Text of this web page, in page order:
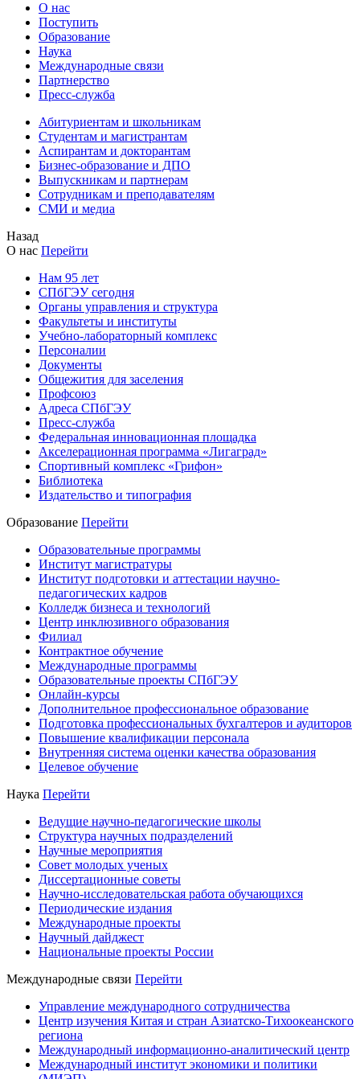
О нас
Поступить
Образование
Наука
Международные связи
Партнерство
Пресс-служба
Абитуриентам и школьникам
Студентам и магистрантам
Аспирантам и докторантам
Бизнес-образование и ДПО
Выпускникам и партнерам
Сотрудникам и преподавателям
СМИ и медиа
Назад
О нас Перейти
Нам 95 лет
СПбГЭУ сегодня
Органы управления и структура
Факультеты и институты
Учебно-лабораторный комплекс
Персоналии
Документы
Общежития для заселения
Профсоюз
Адреса СПбГЭУ
Пресс-служба
Федеральная инновационная площадка
Акселерационная программа «Лигаград»­­
Спортивный комплекс «Грифон»
Библиотека
Издательство и типография
Образование Перейти
Образовательные программы
Институт магистратуры
Институт подготовки и аттестации научно-
педагогических кадров
Колледж бизнеса и технологий
Центр инклюзивного образования
Филиал
Контрактное обучение
Международные программы
Образовательные проекты СПбГЭУ
Онлайн-курсы
Дополнительное профессиональное образование
Подготовка профессиональных бухгалтеров и аудиторов
Повышение квалификации персонала
Внутренняя система оценки качества образования
Целевое обучение
Наука Перейти
Ведущие научно-педагогические школы
Структура научных подразделений
Научные мероприятия
Совет молодых ученых
Диссертационные советы
Научно-исследовательская работа обучающихся
Периодические издания
Международные проекты
Научный дайджест
Национальные проекты России
Международные связи Перейти
Управление международного сотрудничества
Центр изучения Китая и стран Азиатско-Тихоокеанского
региона
Международный информационно-аналитический центр
Международный институт экономики и политики